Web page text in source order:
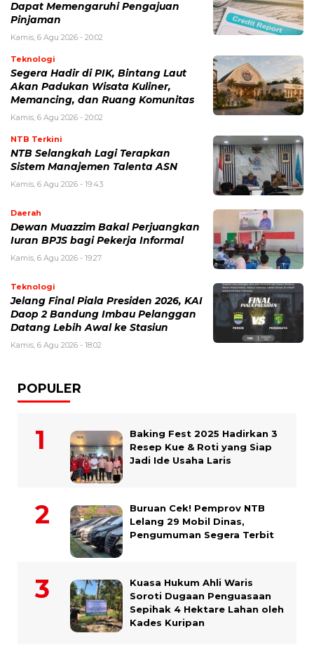
Dapat Memengaruhi Pengajuan
Pinjaman
Kamis, 6 Agu 2026 - 20:02
Teknologi
Segera Hadir di PIK, Bintang Laut
Akan Padukan Wisata Kuliner,
Memancing, dan Ruang Komunitas
Kamis, 6 Agu 2026 - 20:02
NTB Terkini
NTB Selangkah Lagi Terapkan
Sistem Manajemen Talenta ASN
Kamis, 6 Agu 2026 - 19:43
Daerah
Dewan Muazzim Bakal Perjuangkan
Iuran BPJS bagi Pekerja Informal
Kamis, 6 Agu 2026 - 19:27
Teknologi
Jelang Final Piala Presiden 2026, KAI
Daop 2 Bandung Imbau Pelanggan
Datang Lebih Awal ke Stasiun
Kamis, 6 Agu 2026 - 18:02
POPULER
Baking Fest 2025 Hadirkan 3
Resep Kue & Roti yang Siap
Jadi Ide Usaha Laris
Buruan Cek! Pemprov NTB
Lelang 29 Mobil Dinas,
Pengumuman Segera Terbit
Kuasa Hukum Ahli Waris
Soroti Dugaan Penguasaan
Sepihak 4 Hektare Lahan oleh
Kades Kuripan